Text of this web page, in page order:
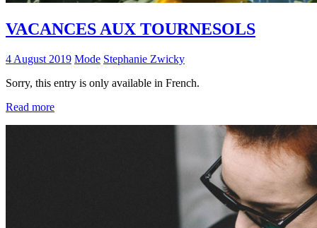
VACANCES AUX TOURNESOLS
4 August 2019 Mode Stephanie Zwicky
Sorry, this entry is only available in French.
Read more